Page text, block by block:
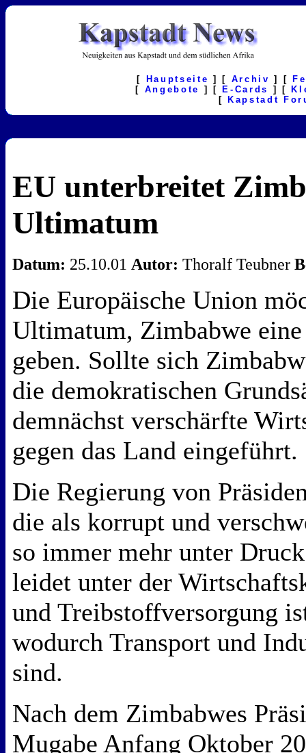
[ Hauptseite ] [ Archiv ] [
[ Angebote ] [ E-Cards ] [
[
Kapstadt
EU unterbreitet
Ultimatum
Datum: 25.10.01 Autor: Thoralf Teubner
Die Europäische Union
Ultimatum, Zimbabwe eine
geben. Sollte sich
die demokratischen
demnächst verschärfte
gegen das Land eingeführt.
Die Regierung von
die als korrupt und
so immer mehr unter
leidet unter der
und Treibstoffversorgung
wodurch Transport und
sind.
Nach dem Zimbabwes
Mugabe Anfang Oktober